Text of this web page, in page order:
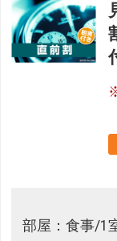
部屋：食事/1